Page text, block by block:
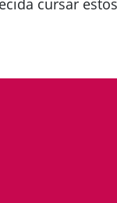
cursar estos